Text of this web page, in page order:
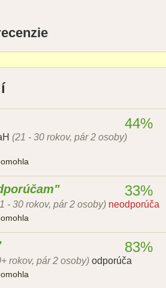
(21 - 30 rokov, pár 2 osoby)
44%
- 30 rokov, pár 2 osoby) neodporúča
33%
rokov, pár 2 osoby) odporúča
83%